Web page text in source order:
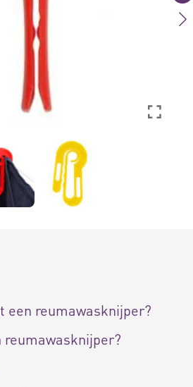
een reumawasknijper?
reumawasknijper?